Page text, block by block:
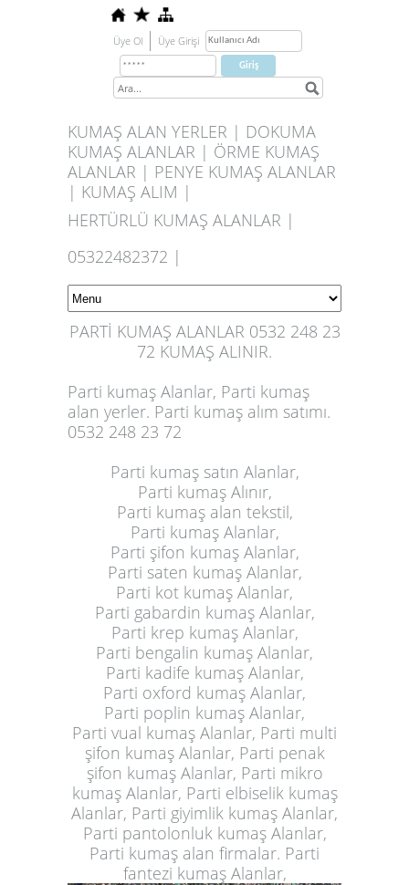
Üye Ol Üye Girişi
KUMAŞ ALAN YERLER | DOKUMA
KUMAŞ ALANLAR | ÖRME KUMAŞ
ALANLAR | PENYE KUMAŞ ALANLAR
| KUMAŞ ALIM |
HERTÜRLÜ KUMAŞ ALANLAR |
05322482372 |
PARTİ KUMAŞ ALANLAR 0532 248 23
72 KUMAŞ ALINIR.
Parti kumaş Alanlar, Parti kumaş
alan yerler. Parti kumaş alım satımı.
0532 248 23 72
Parti kumaş satın Alanlar,
Parti kumaş Alınır,
Parti kumaş alan tekstil,
Parti kumaş Alanlar,
Parti şifon kumaş Alanlar,
Parti saten kumaş Alanlar,
Parti kot kumaş Alanlar,
Parti gabardin kumaş Alanlar,
Parti krep kumaş Alanlar,
Parti bengalin kumaş Alanlar,
Parti kadife kumaş Alanlar,
Parti oxford kumaş Alanlar,
Parti poplin kumaş Alanlar,
Parti vual kumaş Alanlar, Parti multi
şifon kumaş Alanlar, Parti penak
şifon kumaş Alanlar, Parti mikro
kumaş Alanlar, Parti elbiselik kumaş
Alanlar, Parti giyimlik kumaş Alanlar,
Parti pantolonluk kumaş Alanlar,
Parti kumaş alan firmalar. Parti
fantezi kumaş Alanlar,